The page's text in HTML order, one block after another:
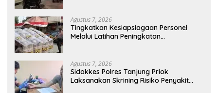
Agustus 7, 2026
Tingkatkan Kesiapsiagaan Personel
Melalui Latihan Peningkatan
Agustus 7, 2026
Sidokkes Polres Tanjung Priok
Laksanakan Skrining Risiko Penyakit